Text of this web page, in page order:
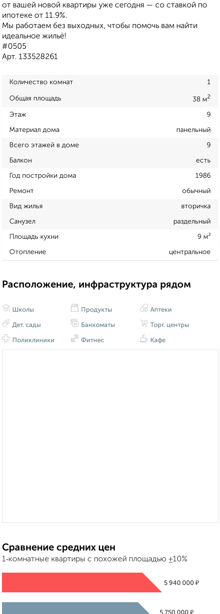
от вашей новой квартиры уже сегодня — со ставкой по
ипотеке от 11.9%.
Мы работаем без выходных, чтобы помочь вам найти
идеальное жильё!
#0505
Арт. 133528261
Количество комнат 1
Общая площадь 38 м2
Этаж 9
Материал дома панельный
Всего этажей в доме 9
Балкон есть
Год постройки дома 1986
Ремонт обычный
Вид жилья вторичка
Санузел раздельный
Площадь кухни 9 м²
Отопление центральное
Расположение, инфраструктура рядом
Школы
Дет. сады
Поликлиники
Продукты
Банкоматы
Фитнес
Аптеки
Торг. центры
Кафе
Сравнение средних цен
1‑комнатные квартиры с похожей площадью ±10%
5 940 000 ₽
₽